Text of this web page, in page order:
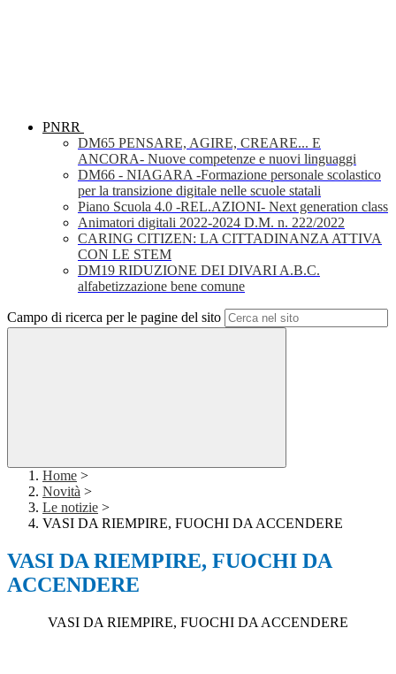
PNRR
DM65 PENSARE, AGIRE, CREARE... E
ANCORA- Nuove competenze e nuovi linguaggi
DM66 - NIAGARA -Formazione personale scolastico
per la transizione digitale nelle scuole statali
Piano Scuola 4.0 -REL.AZIONI- Next generation class
Animatori digitali 2022-2024 D.M. n. 222/2022
CARING CITIZEN: LA CITTADINANZA ATTIVA
CON LE STEM
DM19 RIDUZIONE DEI DIVARI A.B.C.
alfabetizzazione bene comune
Campo di ricerca per le pagine del sito
Home >
Novità >
Le notizie >
VASI DA RIEMPIRE, FUOCHI DA ACCENDERE
VASI DA RIEMPIRE, FUOCHI DA
ACCENDERE
VASI DA RIEMPIRE, FUOCHI DA ACCENDERE